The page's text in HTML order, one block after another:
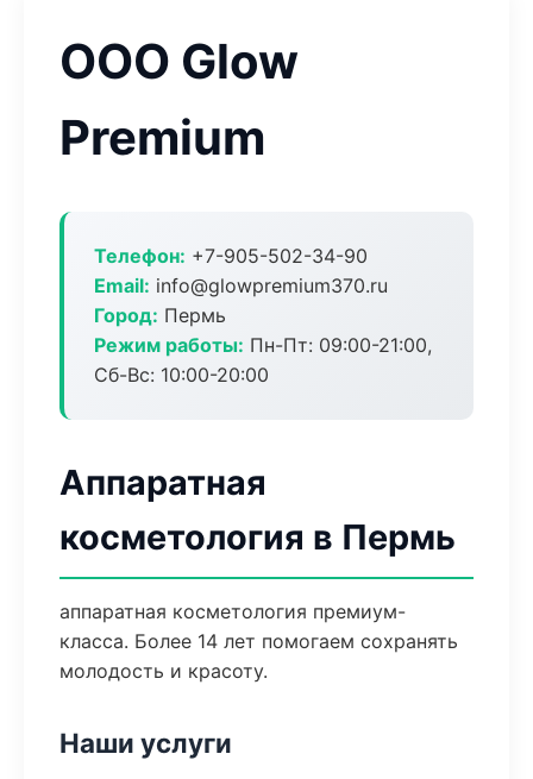
ООО Glow
Premium
Телефон: +7-905-502-34-90
Email: info@glowpremium370.ru
Город: Пермь
Режим работы: Пн-Пт: 09:00-21:00,
Сб-Вс: 10:00-20:00
Аппаратная
косметология в Пермь
аппаратная косметология премиум-
класса. Более 14 лет помогаем сохранять
молодость и красоту.
Наши услуги